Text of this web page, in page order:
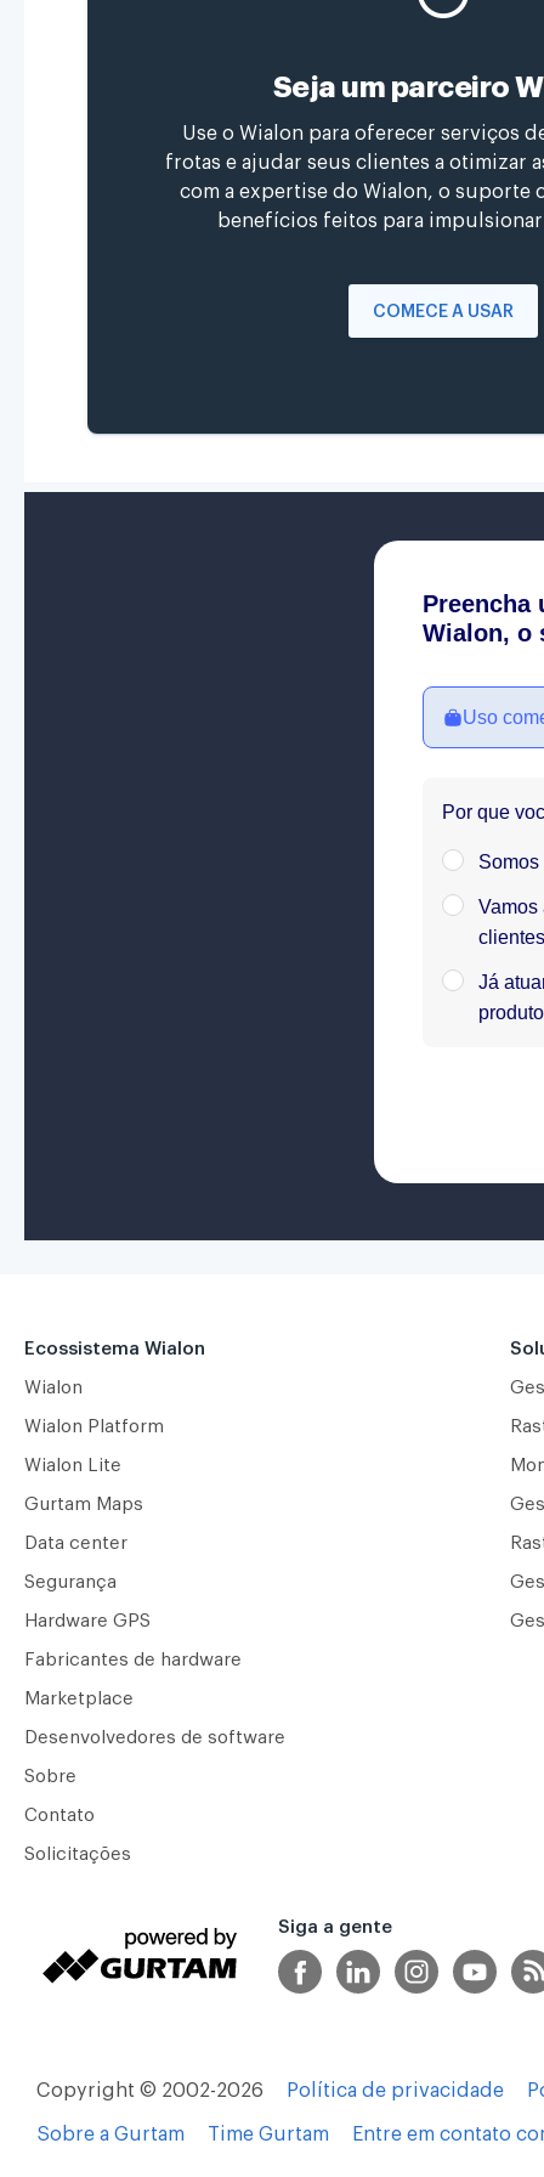
Seja um parceiro
Use o Wialon para oferecer serviços
frotas e ajudar seus clientes a otimizar
com a expertise do Wialon, o suporte
benefícios feitos para
COMECE A USAR
Ecossistema Wialon
Wialon
Wialon Platform
Wialon Lite
Gurtam Maps
Data center
Segurança
Hardware GPS
Fabricantes de hardware
Marketplace
Desenvolvedores de software
Sobre
Contato
Solicitações
Siga a gente
Copyright © 2002-2026 Política de privacidade
Sobre a Gurtam Time Gurtam Entre em contato